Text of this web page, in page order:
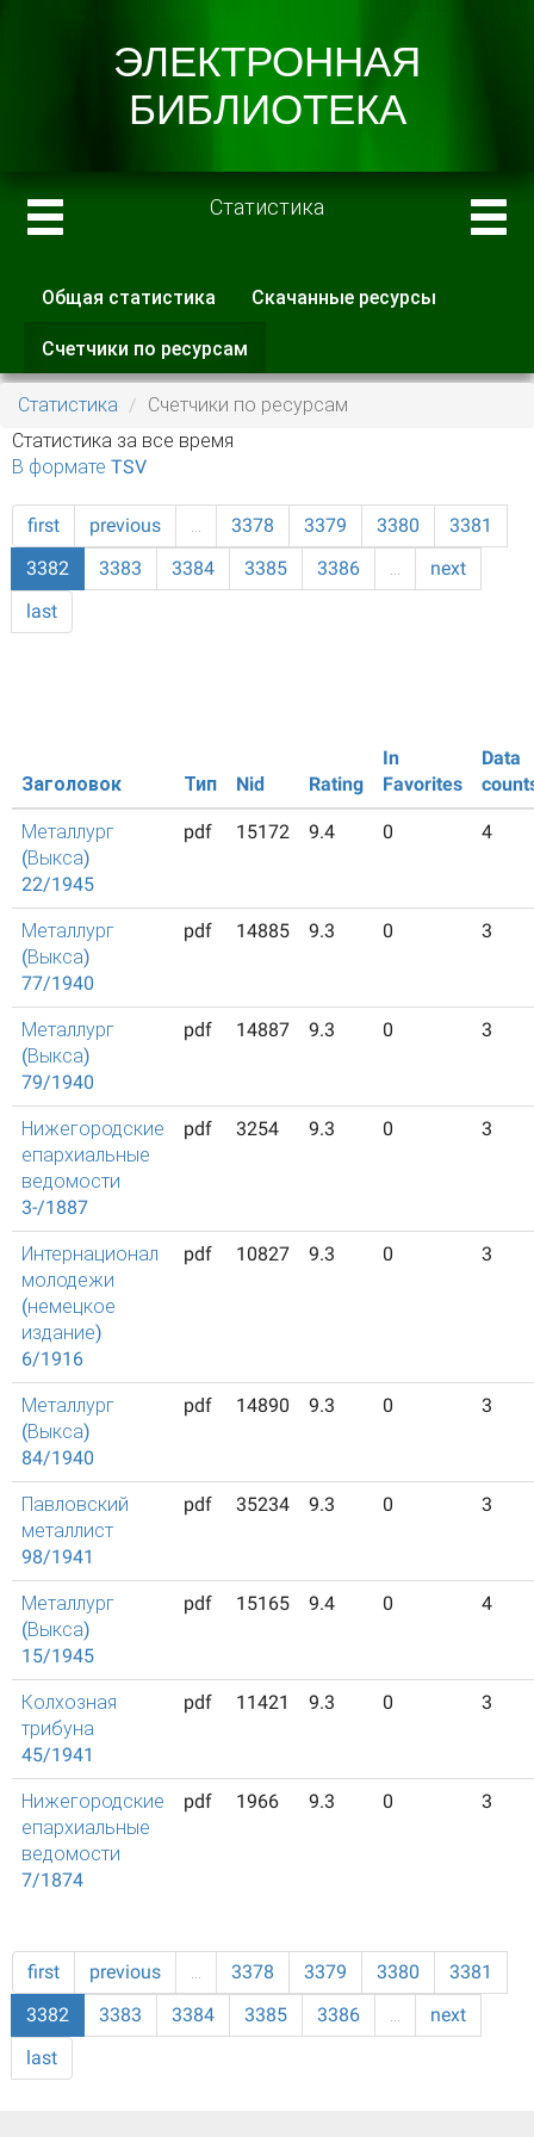
Статистика
Главные вкладки
Общая статистика Скачанные ресурсы
Счетчики по ресурсам
вкладка)
Статистика
Счетчики по ресурсам
Статистика за все время
В формате TSV
first previous … 3378 3379 3380
3381
3382
3383 3384 3385 3386 …
next
last
Заголовок Тип Nid Rating
In
Favorites
Data
Металлург
(Выкса)
22/1945
pdf 15172 9.4 0 4
Металлург
(Выкса)
77/1940
pdf 14885 9.3 0 3
Металлург
(Выкса)
79/1940
pdf 14887 9.3 0 3
Нижегородские
епархиальные
ведомости
3-/1887
pdf 3254 9.3 0 3
Интернационал
молодежи
(немецкое
издание)
6/1916
pdf 10827 9.3 0 3
Металлург
(Выкса)
84/1940
pdf 14890 9.3 0 3
Павловский
металлист
98/1941
pdf 35234 9.3 0 3
Металлург
(Выкса)
15/1945
pdf 15165 9.4 0 4
Колхозная
трибуна
45/1941
pdf 11421 9.3 0 3
Нижегородские
епархиальные
ведомости
7/1874
pdf 1966 9.3 0 3
first previous … 3378 3379 3380
3381
3382
3383 3384 3385 3386 …
next
last